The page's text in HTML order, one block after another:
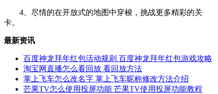
4、尽情的在开放式的地图中穿梭，挑战更多精彩的关
卡。
最新资讯
百度神龙拜年红包活动规则 百度神龙拜年红包游戏攻略
淘宝网直播怎么看回放 看回放方法
掌上飞车怎么改名字 掌上飞车昵称修改方法介绍
芒果TV怎么使用投屏功能 芒果TV使用投屏功能教程